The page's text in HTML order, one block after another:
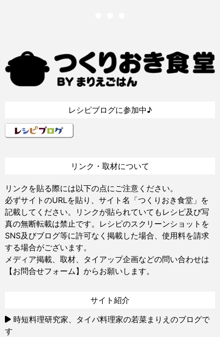
レシピブログに参加中♪
リンク・取材について
リンクを貼る際には以下の点にご注意ください。
必ずサイトのURLを貼り、サイト名「つくりおき食堂」を
記載してください。リンクが貼られていてもレシピ及び写
真の無断転載は禁止です。レシピのスクリーンショットを
SNS及びブログ等に許可なく掲載した場合、使用料を請求
する場合がございます。
メディア掲載、取材、タイアップ企画などの問い合わせは
【お問合せフォーム】 からお願いします。
サイト紹介
時短料理研究家、タイパ料理家の若菜まりえのブログで
す